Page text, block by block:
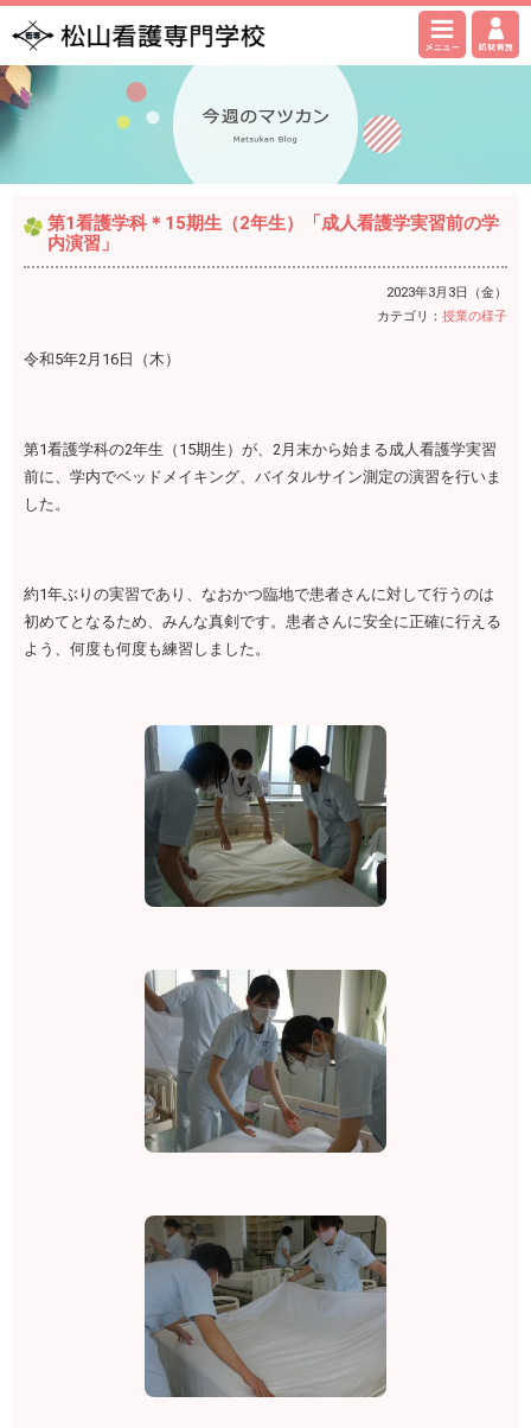
第1看護学科＊15期生（2年生）「成人看護学実習前の学
内演習」
2023年3月3日（金）
カテゴリ： 授業の様子
令和5年2月16日（木）
第1看護学科の2年生（15期生）が、2月末から始まる成人看護学実習
前に、学内でベッドメイキング、バイタルサイン測定の演習を行いま
した。
約1年ぶりの実習であり、なおかつ臨地で患者さんに対して行うのは
初めてとなるため、みんな真剣です。患者さんに安全に正確に行える
よう、何度も何度も練習しました。